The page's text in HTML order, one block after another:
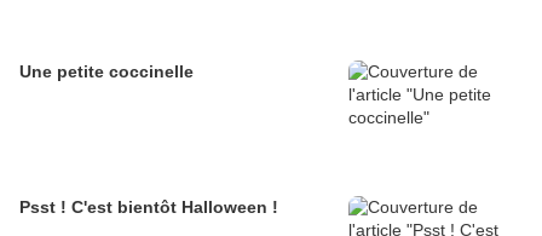
Une petite coccinelle
Psst ! C'est bientôt Halloween !